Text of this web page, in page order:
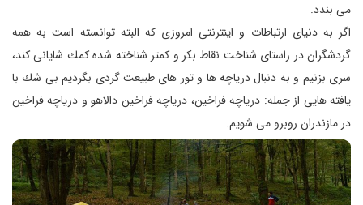
می بندد.
اگر به دنیای ارتباطات و اینترنتی امروزی كه البته توانسته است به همه
گردشگران در راستای شناخت نقاط بكر و كمتر شناخته شده كمك شایانی كند،
سری بزنیم و به دنبال دریاچه ها و تور های طبیعت گردی بگردیم بی شك با
یافته هایی از جمله: دریاچه فراخین، دریاچه فراخین دالاهو و دریاچه فراخین
در مازندران روبرو می شویم.